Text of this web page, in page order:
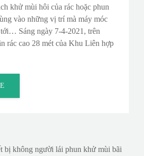
khử mùi hôi của rác hoặc phun
vào những vị trí mà máy móc
Sáng ngày 7-4-2021, trên
rác cao 28 mét của Khu Liên hợp